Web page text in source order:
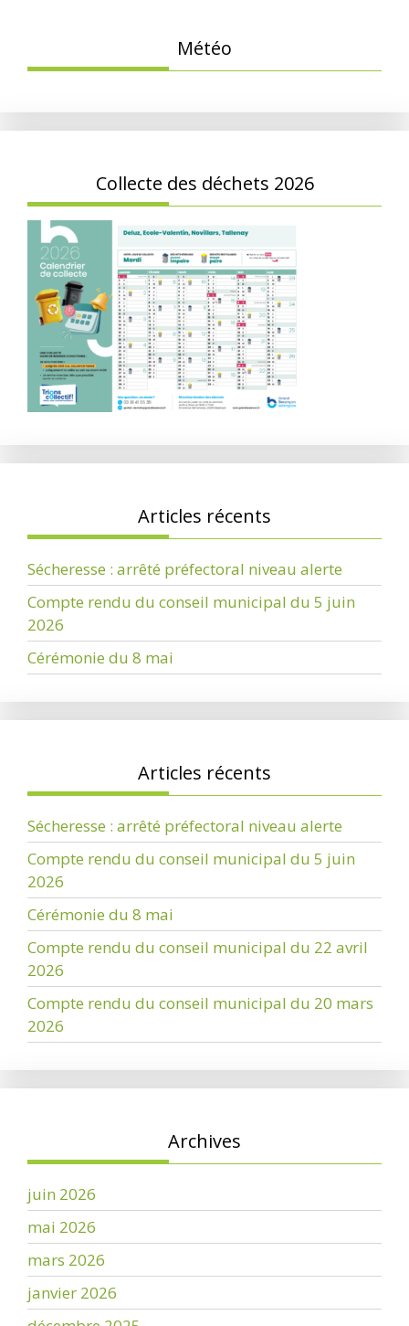
Météo
Collecte des déchets 2026
Articles récents
Sécheresse : arrêté préfectoral niveau alerte
Compte rendu du conseil municipal du 5 juin
2026
Cérémonie du 8 mai
Articles récents
Sécheresse : arrêté préfectoral niveau alerte
Compte rendu du conseil municipal du 5 juin
2026
Cérémonie du 8 mai
Compte rendu du conseil municipal du 22 avril
2026
Compte rendu du conseil municipal du 20 mars
2026
Archives
juin 2026
mai 2026
mars 2026
janvier 2026